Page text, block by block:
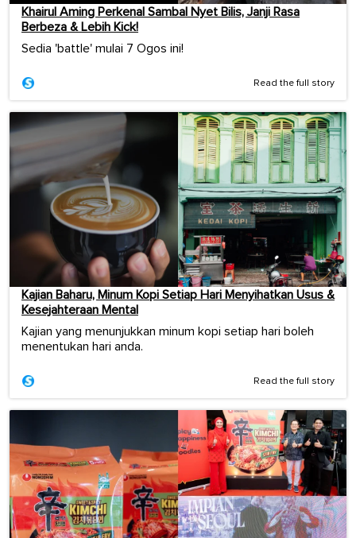
Khairul Aming Perkenal Sambal Nyet Bilis, Janji Rasa
Berbeza & Lebih Kick!
Sedia 'battle' mulai 7 Ogos ini!
Read the full story
Kajian Baharu, Minum Kopi Setiap Hari Menyihatkan Usus &
Kesejahteraan Mental
Kajian yang menunjukkan minum kopi setiap hari boleh
menentukan hari anda.
Read the full story